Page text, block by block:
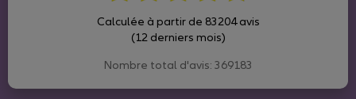
Calculée à partir de 83204 avis
(12 derniers mois)
Nombre total d'avis: 369183